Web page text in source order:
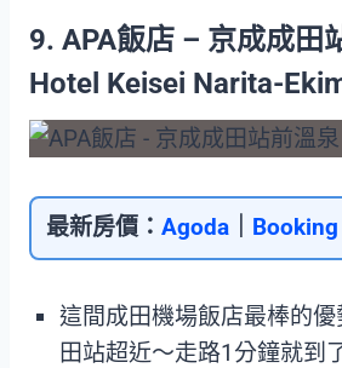
9. APA飯店 – 京成成田
Hotel Keisei Narita-
最新房價： Agoda｜ Booking
這間成田機場飯店最棒的
田站超近～走路1分鐘就到